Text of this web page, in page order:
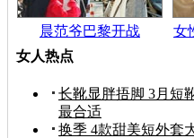
晨范爷巴黎开战
女
女人热点
长靴显胖捂脚 3月短
最合适
换季 4款甜美短外套